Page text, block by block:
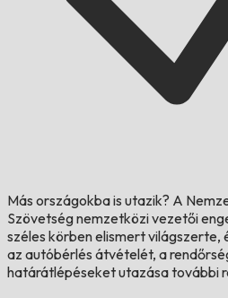
Más országokba is utazik? A
Szövetség nemzetközi vezetői
széles körben elismert világszerte,
az autóbérlés átvételét, a
határátlépéseket utazása további